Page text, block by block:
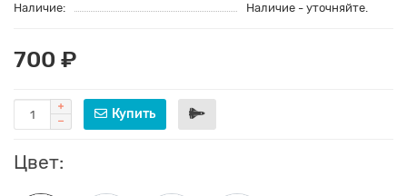
Наличие:
Наличие - уточняйте.
700 ₽
Купить
Цвет: